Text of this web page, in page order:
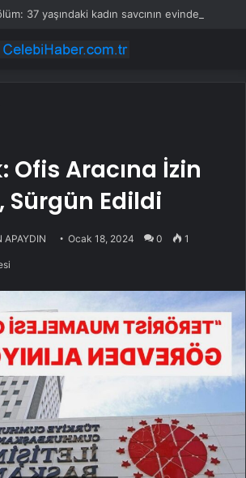
Ofis Aracına İzin
Sürgün Edildi
APAYDIN Ocak 18, 2024 0 1